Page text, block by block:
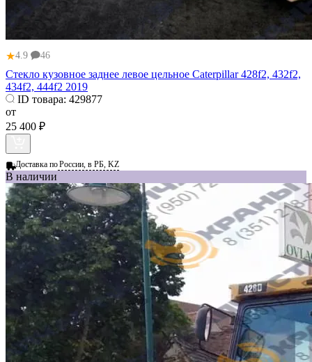
★4.9 46
Стекло кузовное заднее левое цельное Caterpillar 428f2, 432f2,
434f2, 444f2 2019
ID товара: 429877
от
25 400 ₽
Доставка поРоссии, в РБ, KZ
В наличии